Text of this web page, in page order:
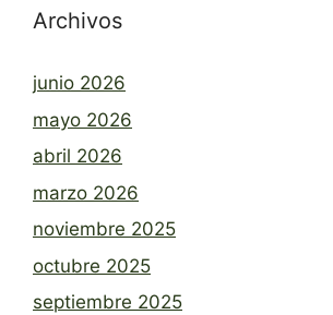
Archivos
junio 2026
mayo 2026
abril 2026
marzo 2026
noviembre 2025
octubre 2025
septiembre 2025